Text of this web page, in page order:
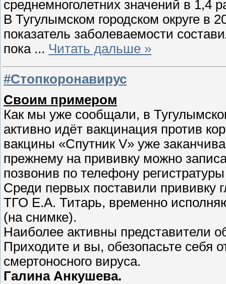
среднемноголетних значений в 1,4
В Тугулымском городском округе в
показатель заболеваемости
пока ... Читать дальше »
#Стопкоронавирус
Своим примером
Как мы уже сообщали, в
активно идёт вакцинация против
вакцины «Спутник V» уже
прежнему на прививку можно
позвонив по телефону
Среди первых поставили прививку
ТГО Е.А. Титарь, временно
(на снимке).
Наиболее активны представители
Приходите и вы, обезопасьте себя
смертоносного вируса.
Галина Анкушева.